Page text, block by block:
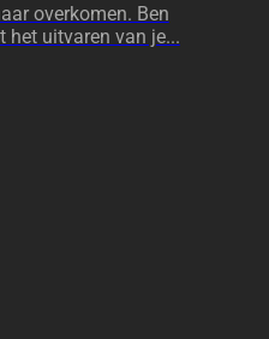
overkomen. Ben
het uitvaren van je...